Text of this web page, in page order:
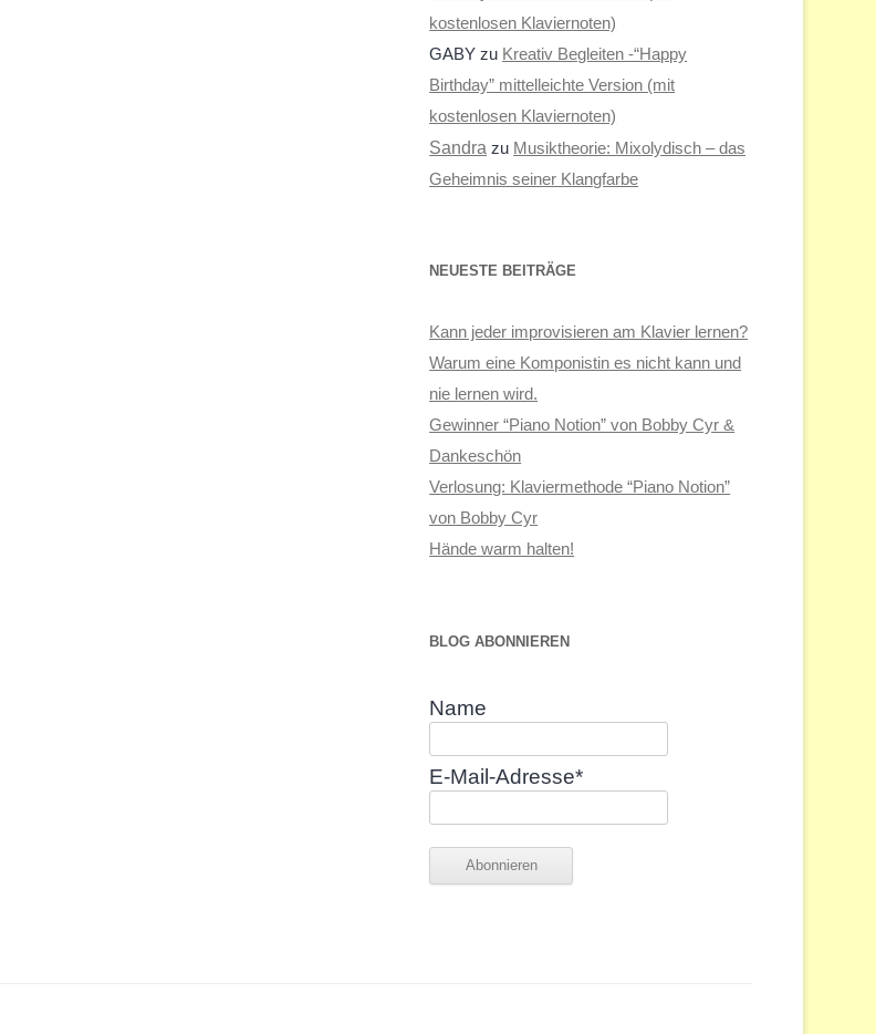
kostenlosen Klaviernoten)
GABY zu Kreativ Begleiten -“Happy
Birthday” mittelleichte Version (mit
kostenlosen Klaviernoten)
Sandra zu Musiktheorie: Mixolydisch – das
Geheimnis seiner Klangfarbe
NEUESTE BEITRÄGE
Kann jeder improvisieren am Klavier lernen?
Warum eine Komponistin es nicht kann und
nie lernen wird.
Gewinner “Piano Notion” von Bobby Cyr &
Dankeschön
Verlosung: Klaviermethode “Piano Notion”
von Bobby Cyr
Hände warm halten!
BLOG ABONNIEREN
Name
E-Mail-Adresse*